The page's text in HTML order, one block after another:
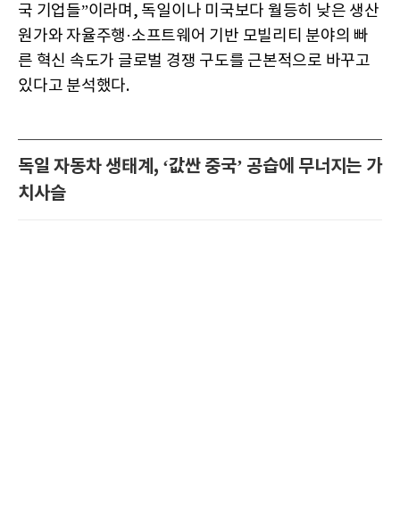
국 기업들”이라며, 독일이나 미국보다 월등히 낮은 생산
원가와 자율주행·소프트웨어 기반 모빌리티 분야의 빠
른 혁신 속도가 글로벌 경쟁 구도를 근본적으로 바꾸고
있다고 분석했다.
독일 자동차 생태계, ‘값싼 중국’ 공습에 무너지는 가
치사슬